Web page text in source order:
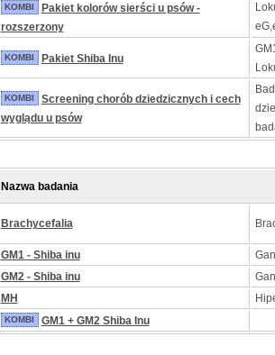
KOMBI
Pakiet kolorów sierści u psów -
rozszerzony
KOMBI Pakiet Shiba Inu
KOMBI
Screening chorób dziedzicznych i cech
wyglądu u psów
Nazwa badania
Brachycefalia
GM1 - Shiba inu
GM2 - Shiba inu
MH
KOMBI GM1 + GM2 Shiba Inu